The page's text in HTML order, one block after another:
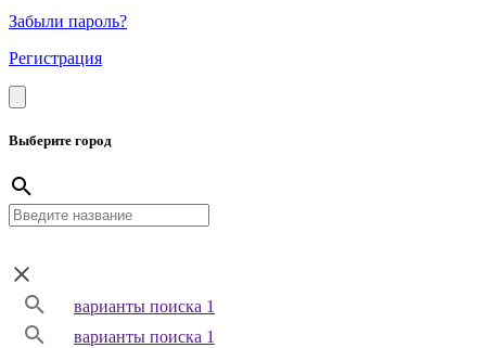
Забыли пароль?
Регистрация
Выберите город
варианты поиска 1
варианты поиска 1